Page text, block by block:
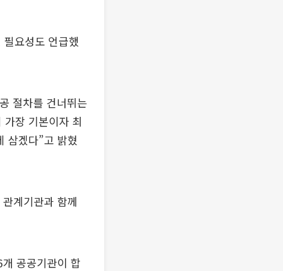
요성도 언급했
절차를 건너뛰는
장 기본이자 최
삼겠다”고 밝혔
계기관과 함께
공공기관이 합